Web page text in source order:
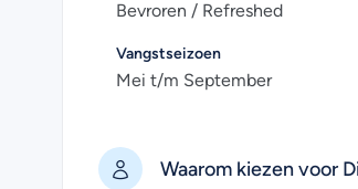
Bevroren / Refreshed
Vangstseizoen
Mei t/m September
Waarom kiezen voor